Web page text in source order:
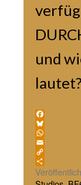
und
Facebook
Bluesky
WhatsApp
Email
Copy
Link
Teilen